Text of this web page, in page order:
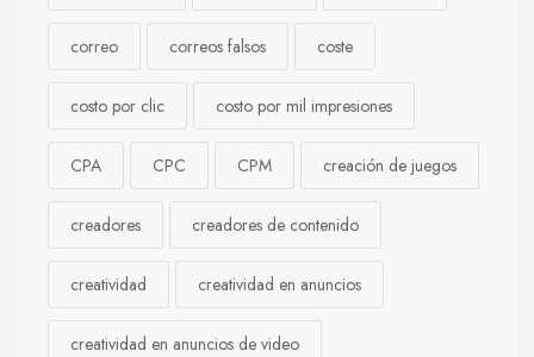
correo correos falsos coste
costo por clic costo por mil impresiones
CPA CPC CPM creación de juegos
creadores creadores de contenido
creatividad creatividad en anuncios
creatividad en anuncios de video